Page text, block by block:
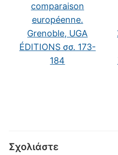
comparaison
européenne.
Grenoble, UGA
ÉDITIONS σσ. 173-
184
Σχολιάστε